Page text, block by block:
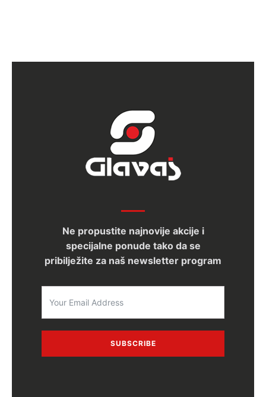
Ne propustite najnovije akcije i
specijalne ponude tako da se
pribilježite za naš newsletter program
SUBSCRIBE